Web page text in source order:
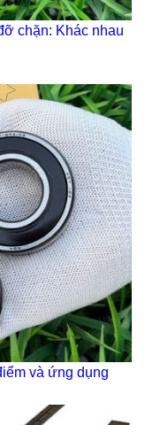
chặn: Khác nhau
và ứng dụng